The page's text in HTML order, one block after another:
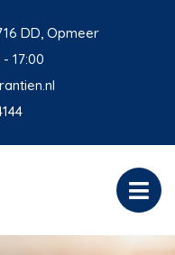
DD, Opmeer
17:00